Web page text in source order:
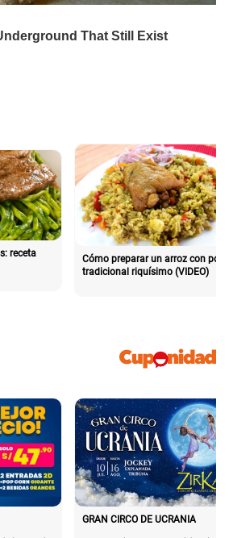
receta
Cómo preparar un arroz con pollo
tradicional riquísimo (VIDEO)
GRAN CIRCO DE UCRANIA